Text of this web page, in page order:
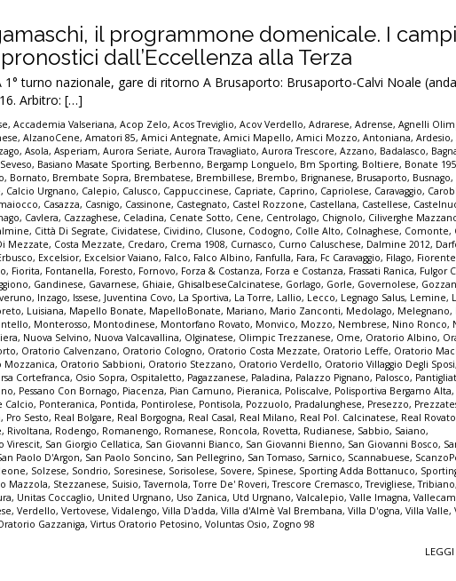
il programmone domenicale. I
dall’Eccellenza alla Terza
1° turno nazionale, gare di ritorno A Brusaporto: Brusaporto-Calvi Noale
Arbitro: […]
,Accademia Valseriana,Acop Zelo,Acos Treviglio,Acov Verdello,Adrarese,Adrense,Agnelli
,AlzanoCene,Amatori 85,Amici Antegnate,Amici Mapello,Amici Mozzo,Antoniana,Ardesio,
,Asola,Asperiam,Aurora Seriate,Aurora Travagliato,Aurora Trescore,Azzano, Badalasco,
, Basiano Masate Sporting, Berbenno, Bergamp Longuelo, Bm Sporting, Boltiere, Bonate
, Bornato, Brembate Sopra, Brembatese, Brembillese, Brembo, Brignanese, Brusaporto, Busnago,
, Calcio Urgnano, Calepio, Calusco, Cappuccinese, Capriate, Caprino, Capriolese, Caravaggio,
, Casazza, Casnigo, Cassinone, Castegnato, Castel Rozzone, Castellana, Castellese,
, Cavlera, Cazzaghese, Celadina, Cenate Sotto, Cene, Centrolago, Chignolo, Ciliverghe
, Città Di Segrate, Cividatese, Cividino, Clusone, Codogno, Colle Alto, Colnaghese, Comonte,
Mezzate, Costa Mezzate, Credaro, Crema 1908, Curnasco, Curno Caluschese, Dalmine 2012,
, Excelsior, Excelsior Vaiano, Falco, Falco Albino, Fanfulla, Fara, Fc Caravaggio, Filago, Fiorente
, Fiorita, Fontanella, Foresto, Fornovo, Forza & Costanza, Forza e Costanza, Frassati Ranica, Fulgor
, Gandinese, Gavarnese, Ghiaie, GhisalbeseCalcinatese, Gorlago, Gorle, Governolese,
, Inzago, Issese, Juventina Covo, La Sportiva, La Torre, Lallio, Lecco, Legnago Salus, Lemine,
, Luisiana, Mapello Bonate, MapelloBonate, Mariano, Mario Zanconti, Medolago, Melegnano,
, Monterosso, Montodinese, Montorfano Rovato, Monvico, Mozzo, Nembrese, Nino Ronco,
, Nuova Selvino, Nuova Valcavallina, Olginatese, Olimpic Trezzanese, Ome, Oratorio Albino,
, Oratorio Calvenzano, Oratorio Cologno, Oratorio Costa Mezzate, Oratorio Leffe, Oratorio
Mozzanica, Oratorio Sabbioni, Oratorio Stezzano, Oratorio Verdello, Oratorio Villaggio Degli Sposi,
Cortefranca, Osio Sopra, Ospitaletto, Pagazzanese, Paladina, Palazzo Pignano, Palosco,
, Pessano Con Bornago, Piacenza, Pian Camuno, Pieranica, Poliscalve, Polisportiva Bergamo Alta,
Calcio, Ponteranica, Pontida, Pontirolese, Pontisola, Pozzuolo, Pradalunghese, Presezzo,
, Pro Sesto, Real Bolgare, Real Borgogna, Real Casal, Real Milano, Real Pol. Calcinatese, Real Rovato
, Rivoltana, Rodengo, Romanengo, Romanese, Roncola, Rovetta, Rudianese, Sabbio, Saiano,
Virescit, San Giorgio Cellatica, San Giovanni Bianco, San Giovanni Bienno, San Giovanni Bosco,
Paolo D'Argon, San Paolo Soncino, San Pellegrino, San Tomaso, Sarnico, Scannabuese,
, Solzese, Sondrio, Soresinese, Sorisolese, Sovere, Spinese, Sporting Adda Bottanuco,
Mazzola, Stezzanese, Suisio,Tavernola,Torre De' Roveri,Trescore Cremasco,Trevigliese,Tribiano,
, Unitas Coccaglio, United Urgnano, Uso Zanica, Utd Urgnano,Valcalepio,Valle Imagna,
,Verdello,Vertovese,Vidalengo,Villa D'adda,Villa d'Almè Val Brembana,Villa D'ogna,Villa Valle,
Gazzaniga,Virtus Oratorio Petosino,Voluntas Osio, Zogno 98